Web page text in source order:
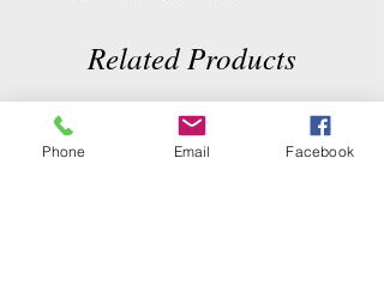
Related Products
Phone Email Facebook